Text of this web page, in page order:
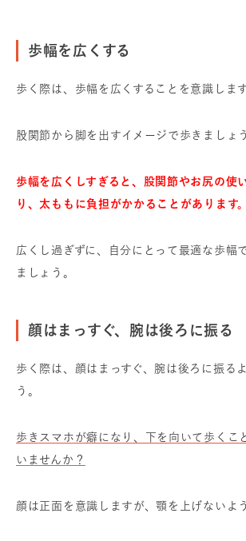
歩幅を広くする
歩く際は、歩幅を広くすることを意識します
股関節から脚を出すイメージで歩きましょ
歩幅を広くしすぎると、股関節やお尻の使
り、太ももに負担がかかることがあります。
広くし過ぎずに、自分にとって最適な歩幅
ましょう。
顔はまっすぐ、腕は後ろに振る
歩く際は、顔はまっすぐ、腕は後ろに振る
う。
歩きスマホが癖になり、下を向いて歩くこ
いませんか？
顔は正面を意識しますが、顎を上げないよ